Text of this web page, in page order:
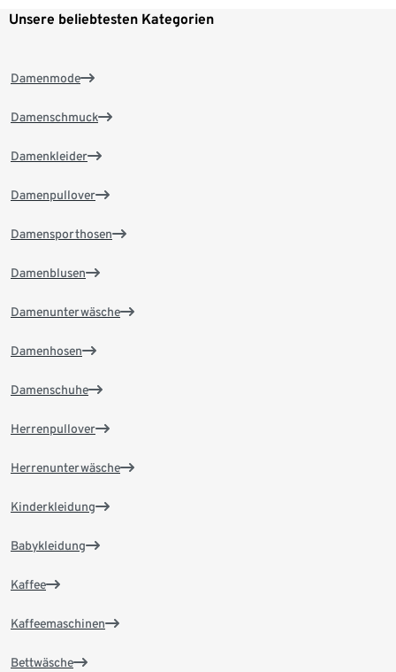
Unsere beliebtesten Kategorien
Damenmode
Damenschmuck
Damenkleider
Damenpullover
Damensporthosen
Damenblusen
Damenunterwäsche
Damenhosen
Damenschuhe
Herrenpullover
Herrenunterwäsche
Kinderkleidung
Babykleidung
Kaffee
Kaffeemaschinen
Bettwäsche